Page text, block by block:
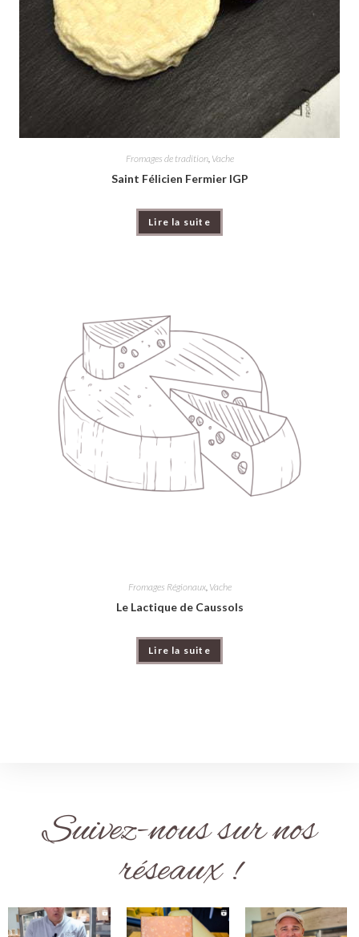
Fromages de tradition, Vache
Saint Félicien Fermier IGP
Lire la suite
Fromages Régionaux, Vache
Le Lactique de Caussols
Lire la suite
Suivez-nous sur nos
réseaux !